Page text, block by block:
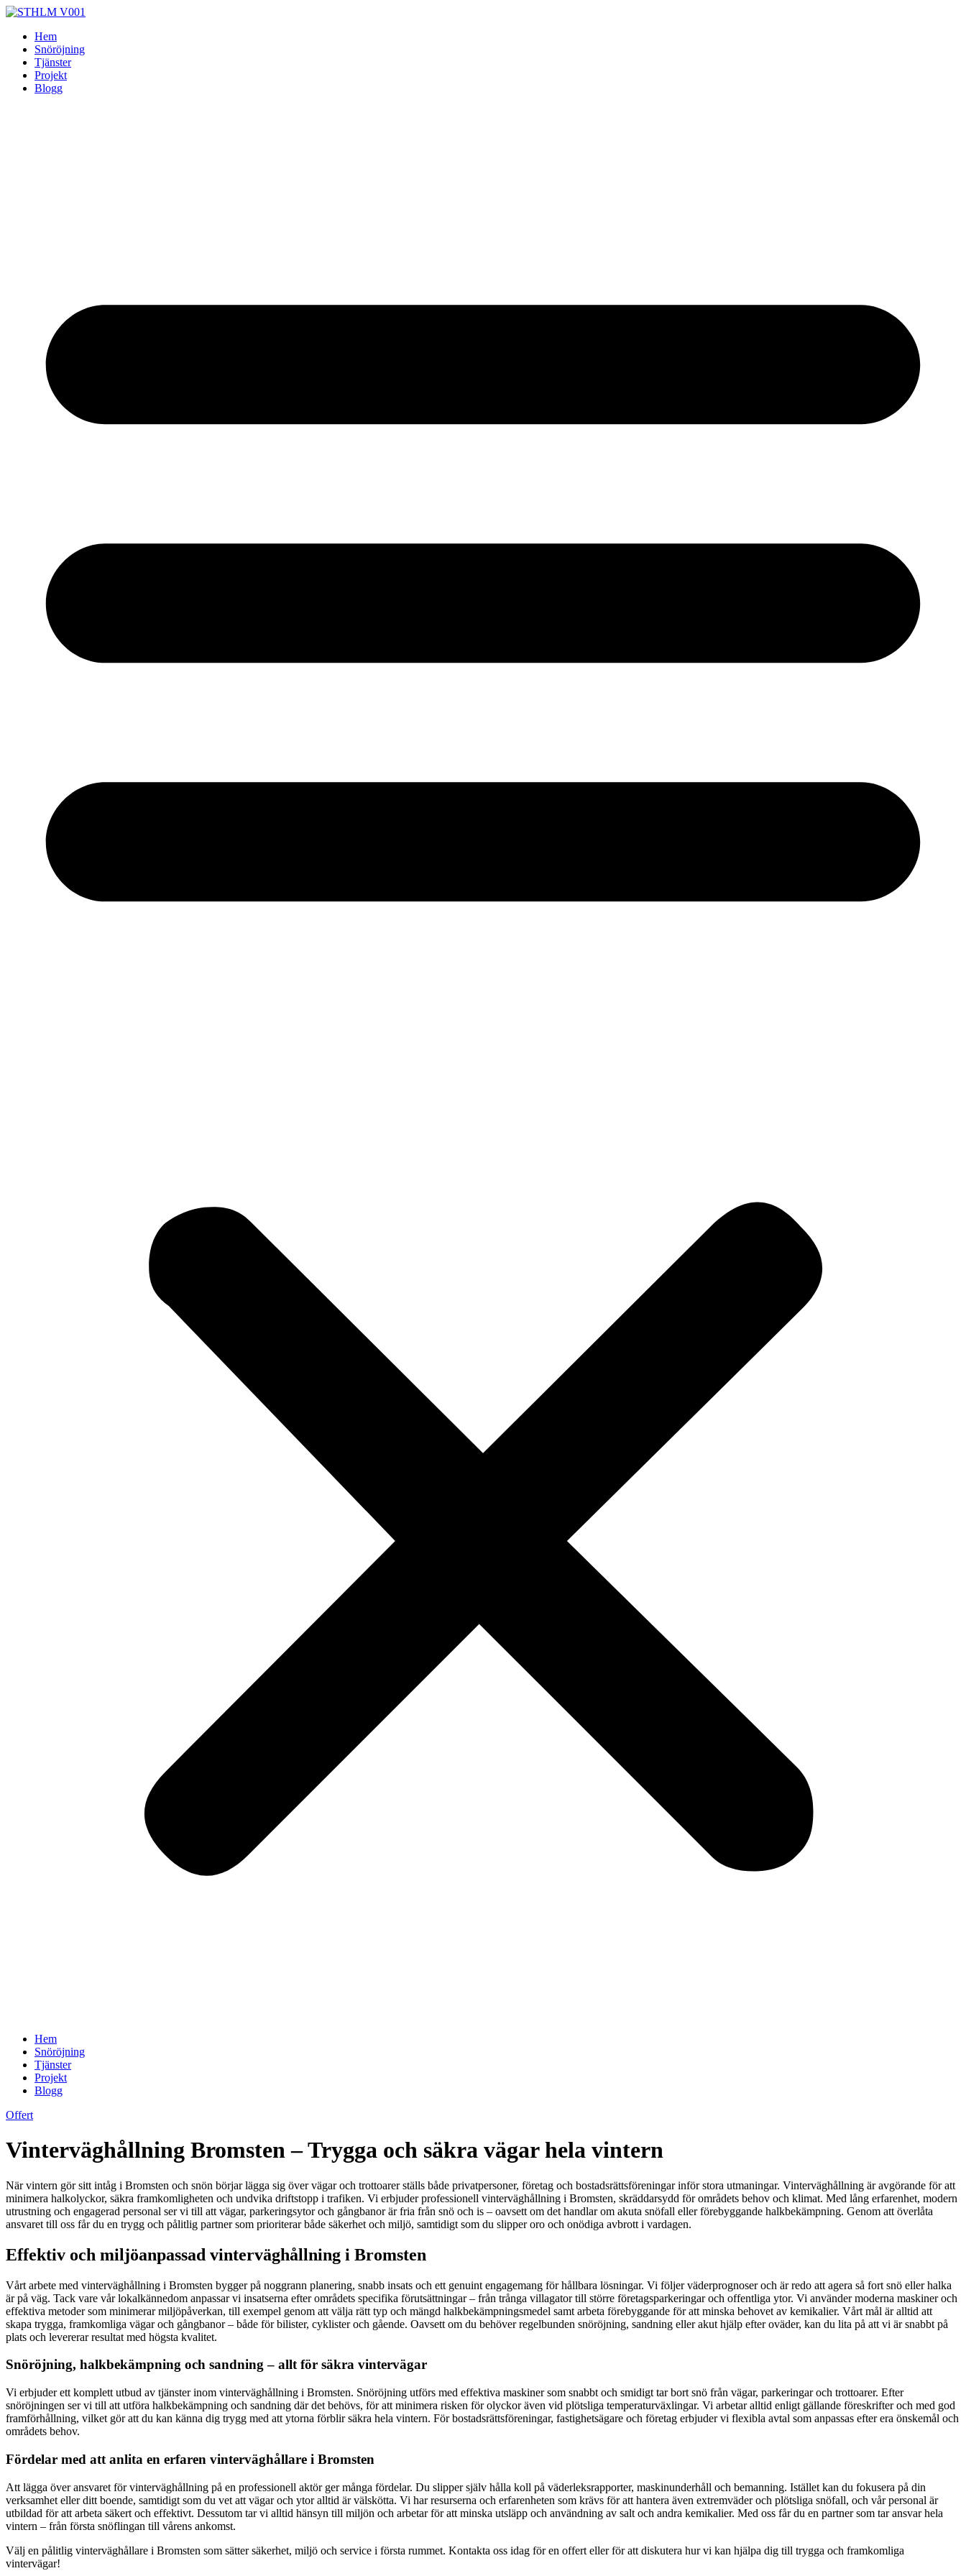
Skip
contentHem
Snöröjning
Tjänster
Projekt
Blogg
Hem
Snöröjning
Tjänster
Projekt
Blogg
Offert
Vinterväghållning Bromsten – Trygga och säkra vägar hela vintern
När vintern gör sitt intåg i Bromsten och snön börjar lägga sig över vägar och trottoarer ställs både privatpersoner, företag och bostadsrättsföreningar inför stora utmaningar. Vinterväghållning är avgörande för att
minimera halkolyckor, säkra framkomligheten och undvika driftstopp i trafiken. Vi erbjuder professionell vinterväghållning i Bromsten, skräddarsydd för områdets behov och klimat. Med lång erfarenhet, modern
utrustning och engagerad personal ser vi till att vägar, parkeringsytor och gångbanor är fria från snö och is – oavsett om det handlar om akuta snöfall eller förebyggande halkbekämpning. Genom att överlåta
ansvaret till oss får du en trygg och pålitlig partner som prioriterar både säkerhet och miljö, samtidigt som du slipper oro och onödiga avbrott i vardagen.
Effektiv och miljöanpassad vinterväghållning i Bromsten
Vårt arbete med vinterväghållning i Bromsten bygger på noggrann planering, snabb insats och ett genuint engagemang för hållbara lösningar. Vi följer väderprognoser och är redo att agera så fort snö eller halka
är på väg. Tack vare vår lokalkännedom anpassar vi insatserna efter områdets specifika förutsättningar – från trånga villagator till större företagsparkeringar och offentliga ytor. Vi använder moderna maskiner och
effektiva metoder som minimerar miljöpåverkan, till exempel genom att välja rätt typ och mängd halkbekämpningsmedel samt arbeta förebyggande för att minska behovet av kemikalier. Vårt mål är alltid att
skapa trygga, framkomliga vägar och gångbanor – både för bilister, cyklister och gående. Oavsett om du behöver regelbunden snöröjning, sandning eller akut hjälp efter oväder, kan du lita på att vi är snabbt på
plats och levererar resultat med högsta kvalitet.
Snöröjning, halkbekämpning och sandning – allt för säkra vintervägar
Vi erbjuder ett komplett utbud av tjänster inom vinterväghållning i Bromsten. Snöröjning utförs med effektiva maskiner som snabbt och smidigt tar bort snö från vägar, parkeringar och trottoarer. Efter
snöröjningen ser vi till att utföra halkbekämpning och sandning där det behövs, för att minimera risken för olyckor även vid plötsliga temperaturväxlingar. Vi arbetar alltid enligt gällande föreskrifter och med god
framförhållning, vilket gör att du kan känna dig trygg med att ytorna förblir säkra hela vintern. För bostadsrättsföreningar, fastighetsägare och företag erbjuder vi flexibla avtal som anpassas efter era önskemål och
områdets behov.
Fördelar med att anlita en erfaren vinterväghållare i Bromsten
Att lägga över ansvaret för vinterväghållning på en professionell aktör ger många fördelar. Du slipper själv hålla koll på väderleksrapporter, maskinunderhåll och bemanning. Istället kan du fokusera på din
verksamhet eller ditt boende, samtidigt som du vet att vägar och ytor alltid är välskötta. Vi har resurserna och erfarenheten som krävs för att hantera även extremväder och plötsliga snöfall, och vår personal är
utbildad för att arbeta säkert och effektivt. Dessutom tar vi alltid hänsyn till miljön och arbetar för att minska utsläpp och användning av salt och andra kemikalier. Med oss får du en partner som tar ansvar hela
vintern – från första snöflingan till vårens ankomst.
Välj en pålitlig vinterväghållare i Bromsten som sätter säkerhet, miljö och service i första rummet. Kontakta oss idag för en offert eller för att diskutera hur vi kan hjälpa dig till trygga och framkomliga
vintervägar!